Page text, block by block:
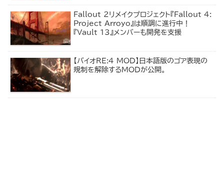
Fallout 2リメイクプロジェクト『Fallout 4:
Project Arroyo』は順調に進行中！
『Vault 13』メンバーも開発を支援
【バイオRE:4 MOD】日本語版のゴア表現の
規制を解除するMODが公開。